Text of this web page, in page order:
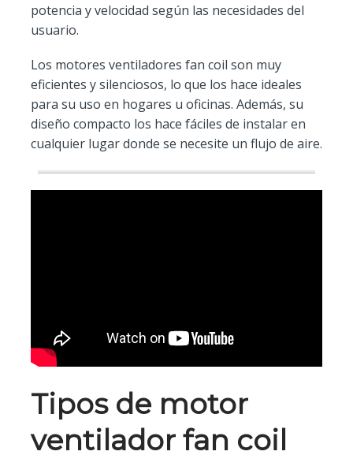
potencia y velocidad según las necesidades del
usuario.
Los motores ventiladores fan coil son muy
eficientes y silenciosos, lo que los hace ideales
para su uso en hogares u oficinas. Además, su
diseño compacto los hace fáciles de instalar en
cualquier lugar donde se necesite un flujo de aire.
Tipos de motor
ventilador fan coil